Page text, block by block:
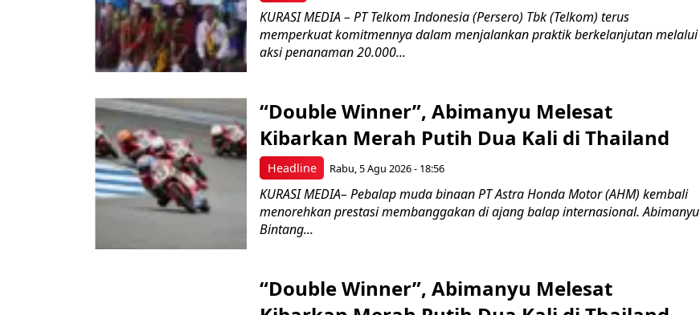
KURASI MEDIA – PT Telkom Indonesia (Persero) Tbk (Telkom) terus
memperkuat komitmennya dalam menjalankan praktik berkelanjutan melalui
aksi penanaman 20.000...
Headline
“Double Winner”, Abimanyu Melesat
Kibarkan Merah Putih Dua Kali di Thailand
Rabu, 5 Agu 2026 - 18:56
KURASI MEDIA– Pebalap muda binaan PT Astra Honda Motor (AHM) kembali
menorehkan prestasi membanggakan di ajang balap internasional. Abimanyu
Bintang...
“Double Winner”, Abimanyu Melesat